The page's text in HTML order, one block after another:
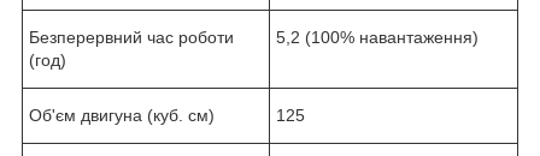
Безперервний час роботи
(год)
5,2 (100% навантаження)
Об'єм двигуна (куб. см) 125